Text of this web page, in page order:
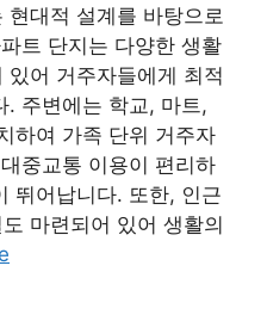
대적 설계를 바탕으로
트 단지는 다양한 생활
어 거주자들에게 최적
. 주변에는 학교, 마트,
하여 가족 단위 거주자
중교통 이용이 편리하
뛰어납니다. 또한, 인근
마련되어 있어 생활의